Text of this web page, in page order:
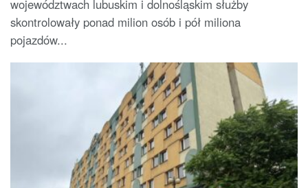
województwach lubuskim i dolnośląskim służby
skontrolowały ponad milion osób i pół miliona
pojazdów...